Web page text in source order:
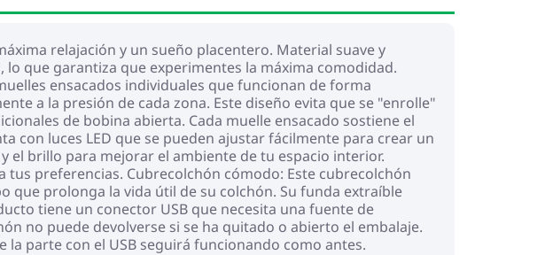
relajación y un sueño placentero. Material suave y
que garantiza que experimentes la máxima comodidad.
ensacados individuales que funcionan de forma
a la presión de cada zona. Este diseño evita que se "enrolle"
de bobina abierta. Cada muelle ensacado sostiene el
con luces LED que se pueden ajustar fácilmente para crear un
el brillo para mejorar el ambiente de tu espacio interior.
tus preferencias. Cubrecolchón cómodo: Este cubrecolchón
que prolonga la vida útil de su colchón. Su funda extraíble
tiene un conector USB que necesita una fuente de
no puede devolverse si se ha quitado o abierto el embalaje.
parte con el USB seguirá funcionando como antes.